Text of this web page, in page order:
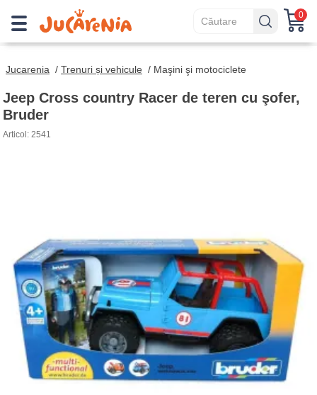
0
Jucarenia / Trenuri și vehicule / Maşini şi motociclete
Jeep Cross country Racer de teren cu şofer,
Bruder
Articol: 2541